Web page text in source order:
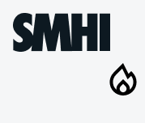
Hoppa till sidans innehåll